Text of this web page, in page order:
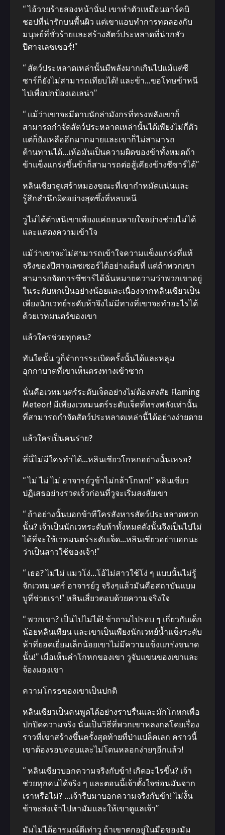
“ ไอ้วายร้ายสองหน้านั่น! เขาทำตัวเหมือนอาร์คบิ
ชอปที่น่ารักบนพื้นผิว แต่เขาแอบทำการทดลองกับ
มนุษย์ที่ชั่วร้ายและสร้างสัตว์ประหลาดที่น่ากลัว
ปีศาจเลซเซอร์!”
“ สัตว์ประหลาดเหล่านั้นมีพลังมากเกินไปแม้แต่ซี
ซาร์ก็ยังไม่สามารถเทียบได้! และข้า…ขอโทษข้าหนี
ไปเพื่อปกป้องเอเลน่า”
“ แม้ว่าเขาจะมีดาบนักล่ามังกรที่ทรงพลังเขาก็
สามารถกำจัดสัตว์ประหลาดเหล่านั้นได้เพียงไม่กี่ตัว
แต่ก็ยังเหลืออีกมากมายและเขาก็ไม่สามารถ
ต้านทานได้…เห้อมันเป็นความผิดของข้าทั้งหมดถ้า
ข้าแข็งแกร่งขึ้นข้าก็สามารถต่อสู้เคียงข้างซีซาร์ได้”
หลินเซียวดูเศร้าหมองขณะที่เขากำหมัดแน่นและ
รู้สึกสำนึกผิดอย่างสุดซึ้งที่หลบหนี
วูไม่ได้ตำหนิเขาเพียงแค่ถอนหายใจอย่างช่วยไม่ได้
และแสดงความเข้าใจ
แม้ว่าเขาจะไม่สามารถเข้าใจความแข็งแกร่งที่แท้
จริงของปีศาจเลซเซอร์ได้อย่างเต็มที่ แต่ถ้าพวกเขา
สามารถจัดการซีซาร์ได้นั่นหมายความว่าพวกเขาอยู่
ในระดับหกเป็นอย่างน้อยและเนื่องจากหลินเซียวเป็น
เพียงนักเวทย์ระดับห้าจึงไม่มีทางที่เขาจะทำอะไรได้
ด้วยเวทมนตร์ของเขา
แล้วใครช่วยทุกคน?
ทันใดนั้น วูก็จำการระเบิดครั้งนั้นได้และหลุม
อุกกาบาตที่เขาเห็นตรงทางเข้าซาก
นั่นคือเวทมนตร์ระดับเจ็ดอย่างไม่ต้องสงสัย Flaming
Meteor! มีเพียงเวทมนตร์ระดับเจ็ดที่ทรงพลังเท่านั้น
ที่สามารถกำจัดสัตว์ประหลาดเหล่านี้ได้อย่างง่ายดาย
แล้วใครเป็นคนร่าย?
ที่นี่ไม่มีใครทำได้…หลินเซียวโกหกอย่างนั้นเหรอ?
“ ไม่ ไม่ ไม่ อาจารย์วูข้าไม่กล้าโกหก!” หลินเซียว
ปฏิเสธอย่างรวดเร็วก่อนที่วูจะเริ่มสงสัยเขา
“ ถ้าอย่างนั้นบอกข้าทีใครสังหารสัตว์ประหลาดพวก
นั้น? เจ้าเป็นนักเวทระดับห้าทั้งหมดดังนั้นจึงเป็นไปไม่
ได้ที่จะใช้เวทมนตร์ระดับเจ็ด…หลินเซียวอย่าบอกนะ
ว่าเป็นสาวใช้ของเจ้า!”
“ เธอ? ไม่ไม่ แมวโง่…โอ้ไม่สาวใช้โง่ ๆ แบบนั้นไม่รู้
จักเวทมนตร์ อาจารย์วู จริงๆแล้วมันคือสถาบันแบม
บูที่ช่วยเรา!” หลินเสี่ยวตอบด้วยความจริงใจ
“ พวกเขา? เป็นไปไม่ได้! ข้าถามไปรอบ ๆ เกี่ยวกับเด็ก
น้อยหลินเทียน และเขาเป็นเพียงนักเวทย์น้ำแข็งระดับ
ห้าที่ยอดเยี่ยมเล็กน้อยเขาไม่มีความแข็งแกร่งขนาด
นั้น!” เมื่อเห็นคำโกหกของเขา วูจับแขนของเขาและ
จ้องมองเขา
ความโกรธของเขาเป็นปกติ
หลินเซียวเป็นคนพูดได้อย่างราบรื่นและมักโกหกเพื่อ
ปกปิดความจริง นั่นเป็นวิธีที่พวกเขาหลงกลโดยเรื่อง
ราวที่เขาสร้างขึ้นครั้งสุดท้ายที่ป่าแปล็คเลก คราวนี้
เขาต้องรอบคอบและไม่โดนหลอกง่ายๆอีกแล้ว!
“ หลินเซียวบอกความจริงกับข้า! เกิดอะไรขึ้น? เจ้า
ช่วยทุกคนได้จริง ๆ และตอนนี้เจ้าตั้งใจซ่อนมันจาก
เราหรือไม่? …เจ้ารีบมาบอกความจริงกับข้า! ไม่งั้น
ข้าจะส่งเจ้าไปหามัมและให้เขาดูแลเจ้า”
มัมไม่ได้อารมณ์ดีเท่าวู ถ้าเขาตกอยู่ในมือของมัม